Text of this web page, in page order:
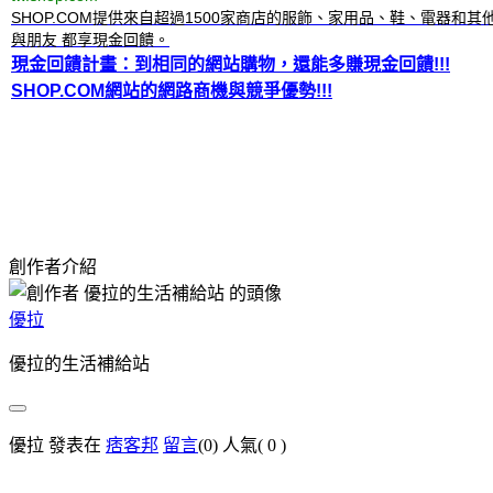
SHOP.COM提供來自超過1500家商店的服飾、家用品、鞋、電器和其
與朋友 都享現金回饋。
現金回饋計畫：到相同的網站購物，還能多賺現金回饋!!!
SHOP.COM網站的網路商機與競爭優勢!!!
創作者介紹
優拉
優拉的生活補給站
優拉 發表在 痞客邦 留言(0) 人氣( 0 )